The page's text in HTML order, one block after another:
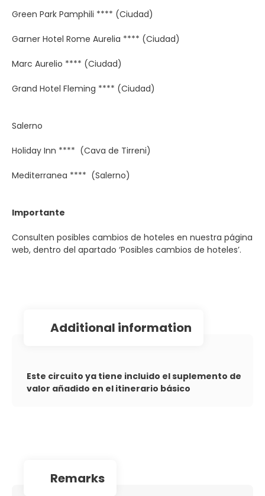
Green Park Pamphili **** (Ciudad)
Garner Hotel Rome Aurelia **** (Ciudad)
Marc Aurelio **** (Ciudad)
Grand Hotel Fleming **** (Ciudad)
Salerno
Holiday Inn **** (Cava de Tirreni)
Mediterranea **** (Salerno)
Importante
Consulten posibles cambios de hoteles en nuestra página
web, dentro del apartado ‘Posibles cambios de hoteles’.
additional information
Este circuito ya tiene incluido el suplemento de
valor añadido en el itinerario básico
remarks